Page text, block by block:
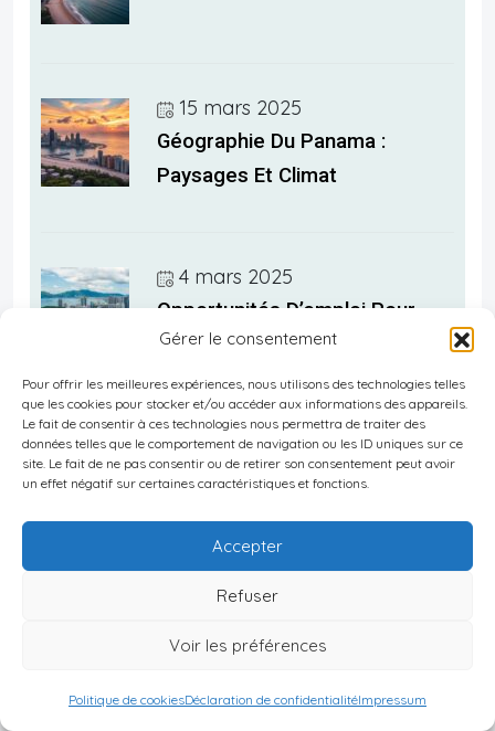
Gérer le consentement
Pour offrir les meilleures expériences, nous utilisons des technologies telles
que les cookies pour stocker et/ou accéder aux informations des appareils.
Le fait de consentir à ces technologies nous permettra de traiter des
données telles que le comportement de navigation ou les ID uniques sur ce
site. Le fait de ne pas consentir ou de retirer son consentement peut avoir
un effet négatif sur certaines caractéristiques et fonctions.
Accepter
Refuser
Voir les préférences
Politique de cookiesDéclaration de confidentialitéImpressum
15 mars 2025
Géographie Du Panama :
Paysages Et Climat
4 mars 2025
Opportunités D’emploi Pour
Expatriés à Panama
4 mars 2025
Sécurité à Panama : Conseils
Soins De Santé Pour Expatriés